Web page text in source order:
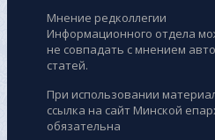
Мнение редколлегии
Информационного отдела
не совпадать с мнением
статей.
При использовании
ссылка на сайт Минской
обязательна